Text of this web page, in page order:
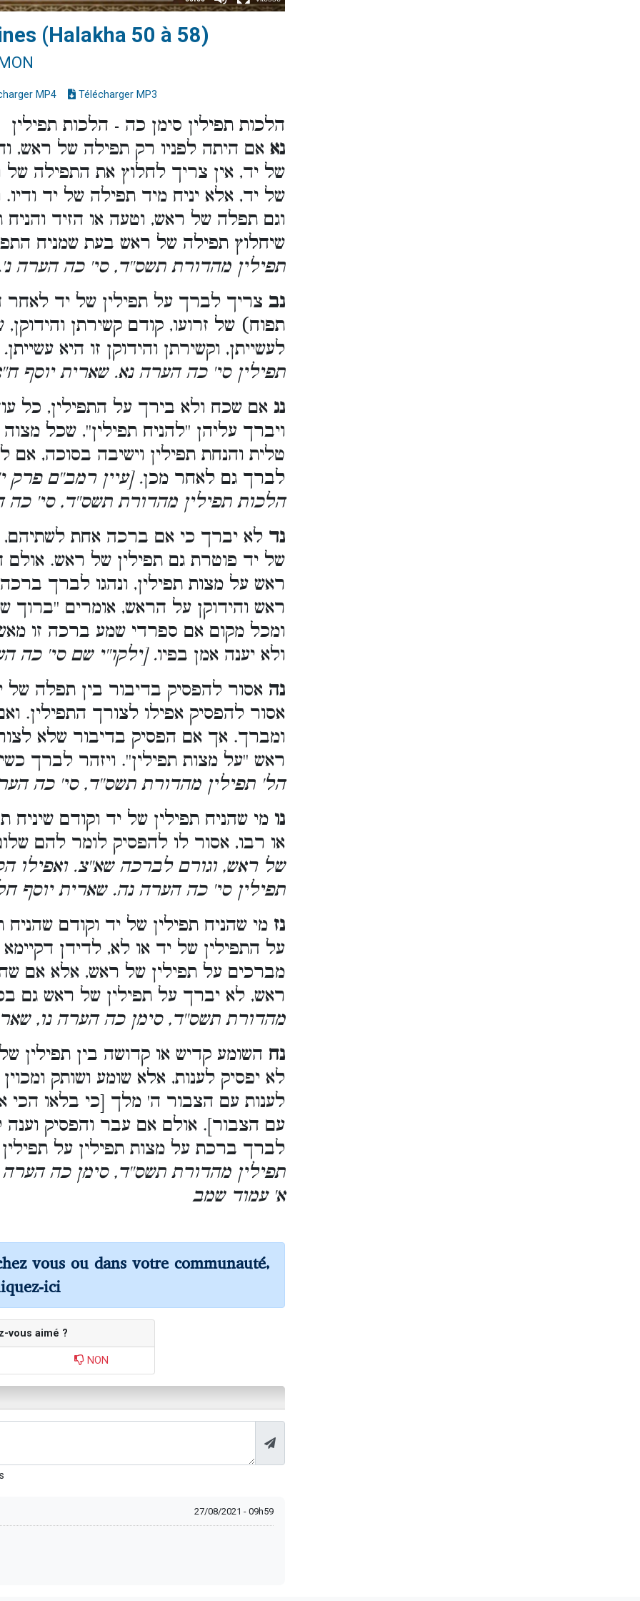
(Halakha 50 à 58)
MP4 Télécharger MP3
הלכות תפילין סימן כה - הלכות תפילין
נא אם היתה לפניו רק תפילה של ראש,
של יד, אין צריך לחלוץ את התפילה של
של יד, אלא יניח מיד תפילה של יד
וגם תפלה של ראש, וטעה או הזיד
שיחלוץ תפילה של ראש בעת שמניח
תפילין מהדורת תשס''ד, סי' כה הערה
נב צריך לברך על תפילין של יד לאחר
תפוח) של זרועו, קודם קשירתן
לעשייתן, וקשירתן והידוקן זו היא עשייתן
תפילין סי' כה הערה נא. שארית יוסף
נג אם שכח ולא בירך על התפילין, כל
ויברך עליהן ''להניח תפילין'', שכל
טלית והנחת תפילין וישיבה בסוכה,
לברך גם לאחר מכן. [עיין רמב''ם פרק
הלכות תפילין מהדורת תשס''ד, סי' כה
נד לא יברך כי אם ברכה אחת לשתיהם,
של יד פוטרת גם תפילין של ראש. אולם
ראש על מצות תפילין, ונהגו לברך
ראש והידוקן על הראש, אומרים ''ברוך
ומכל מקום אם ספרדי שמע ברכה זו
ולא יענה אמן בפיו. [ילקו''י שם סי' כה
נה אסור להפסיק בדיבור בין תפלה
אסור להפסיק אפילו לצורך התפילין.
ומברך. אך אם הפסיק בדיבור שלא
ראש ''על מצות תפילין''. ויזהר לברך
הל' תפילין מהדורת תשס''ד, סי' כה
נו מי שהניח תפילין של יד וקודם
או רבו, אסור לו להפסיק לומר להם
של ראש, וגורם לברכה שא''צ. ואפילו
תפילין סי' כה הערה נה. שארית יוסף
נז מי שהניח תפילין של יד וקודם
על התפילין של יד או לא, לדידן
מברכים על תפילין של ראש, אלא אם שח
ראש, לא יברך על תפילין של ראש גם
מהדורת תשס''ד, סימן כה הערה נו,
נח השומע קדיש או קדושה בין תפילין
לא יפסיק לענות, אלא שומע ושותק
לענות עם הצבור ה' מלך [כי בלאו הכי
עם הצבור]. אולם אם עבר והפסיק וענה
לברך ברכת על מצות תפילין על
תפילין מהדורת תשס''ד, סימן כה הערה
א' עמוד שמב
vous ou dans votre communauté,
ici
vous aimé ?
NON
27/08/2021 - 09h59